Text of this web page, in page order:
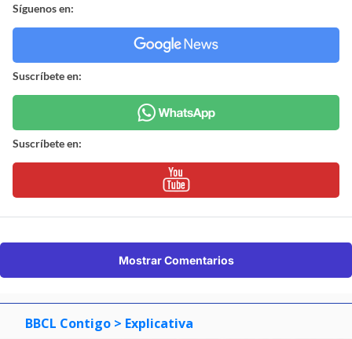
Síguenos en:
Suscríbete en:
Suscríbete en:
Mostrar Comentarios
BBCL Contigo > Explicativa